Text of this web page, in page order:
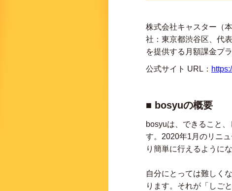
株式会社キャスター（
社：東京都渋谷区、代
を提供する月額課金プ
公式サイト URL：
■ bosyuの概要
bosyuは、できること
す。2020年1月のリニ
り簡単に行えるように
自分にとっては難しく
ります。それが「しご